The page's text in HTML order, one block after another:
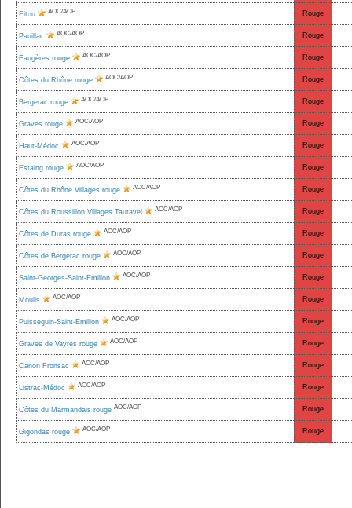
Fitou AOC/AOP Rouge
Pauillac AOC/AOP Rouge
Faugères rouge AOC/AOP Rouge
Côtes du Rhône rouge AOC/AOP Rouge
Bergerac rouge AOC/AOP Rouge
Graves rouge AOC/AOP Rouge
Haut-Médoc AOC/AOP Rouge
Estaing rouge AOC/AOP Rouge
Côtes du Rhône Villages rouge AOC/AOP Rouge
Côtes du Roussillon Villages Tautavel AOC/AOP Rouge
Côtes de Duras rouge AOC/AOP Rouge
Côtes de Bergerac rouge AOC/AOP Rouge
Saint-Georges-Saint-Emilion AOC/AOP Rouge
Moulis AOC/AOP Rouge
Puisseguin-Saint-Emilion AOC/AOP Rouge
Graves de Vayres rouge AOC/AOP Rouge
Canon Fronsac AOC/AOP Rouge
Listrac-Médoc AOC/AOP Rouge
Côtes du Marmandais rouge AOC/AOP Rouge
Gigondas rouge AOC/AOP Rouge